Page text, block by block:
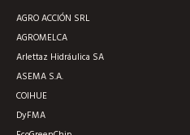
AGRO ACCIÓN SRL
AGROMELCA
Arlettaz Hidráulica SA
ASEMA S.A.
COIHUE
DyFMA